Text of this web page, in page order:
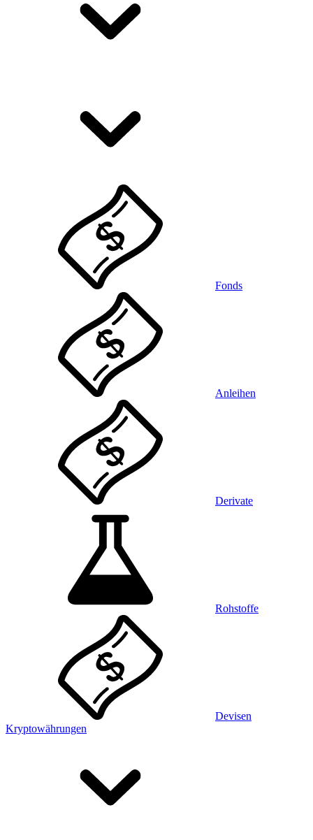
Fonds
Anleihen
Derivate
Rohstoffe
Devisen
Kryptowährungen